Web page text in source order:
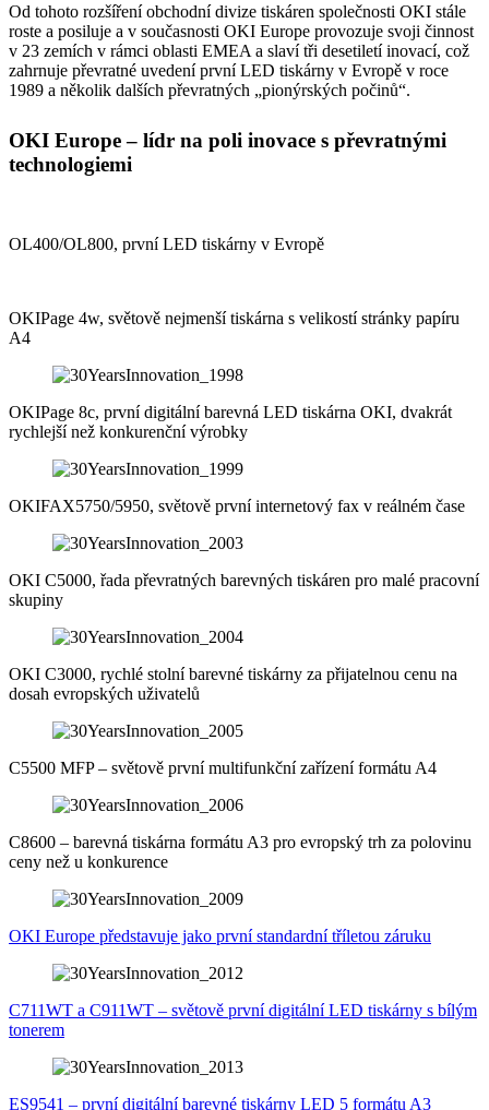
Od tohoto rozšíření obchodní divize tiskáren společnosti OKI stále
roste a posiluje a v současnosti OKI Europe provozuje svoji činnost
v 23 zemích v rámci oblasti EMEA a slaví tři desetiletí inovací, což
zahrnuje převratné uvedení první LED tiskárny v Evropě v roce
1989 a několik dalších převratných „pionýrských počinů“.
OKI Europe – lídr na poli inovace s převratnými
technologiemi
OL400/OL800, první LED tiskárny v Evropě
OKIPage 4w, světově nejmenší tiskárna s velikostí stránky papíru
A4
OKIPage 8c, první digitální barevná LED tiskárna OKI, dvakrát
rychlejší než konkurenční výrobky
OKIFAX5750/5950, světově první internetový fax v reálném čase
OKI C5000, řada převratných barevných tiskáren pro malé pracovní
skupiny
OKI C3000, rychlé stolní barevné tiskárny za přijatelnou cenu na
dosah evropských uživatelů
C5500 MFP – světově první multifunkční zařízení formátu A4
C8600 – barevná tiskárna formátu A3 pro evropský trh za polovinu
ceny než u konkurence
OKI Europe představuje jako první standardní tříletou záruku
C711WT a C911WT – světově první digitální LED tiskárny s bílým
tonerem
ES9541 – první digitální barevné tiskárny LED 5 formátu A3